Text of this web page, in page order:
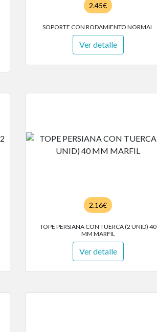
2.45€
SOPORTE CON RODAMIENTO NORMAL
Ver detalle
2.16€
TOPE PERSIANA CON TUERCA (2 UNID) 40
MM MARFIL
Ver detalle